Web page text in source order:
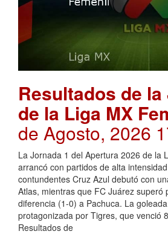
Resultados de la
de la Liga MX
de Agosto, 2026
La Jornada 1 del Apertura 2026 de la
arrancó con partidos de alta
contundentes Cruz Azul debutó con
Atlas, mientras que FC Juárez superó
diferencia (1-0) a Pachuca. La
protagonizada por Tigres, que venció
Resultados de